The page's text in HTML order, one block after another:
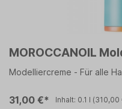
MOROCCANOIL
Modelliercreme - Für alle
31,00 €* Inhalt: 0.1 l (310,00